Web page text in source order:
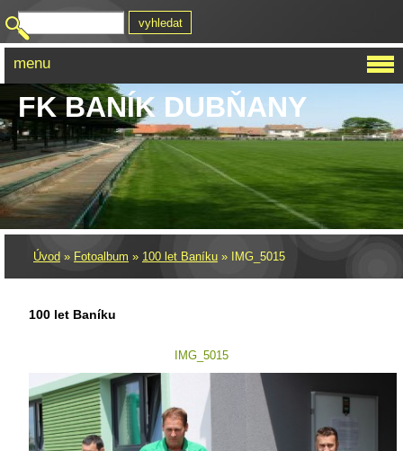
FK BANÍK DUBŇANY
Úvod » Fotoalbum » 100 let Baníku » IMG_5015
100 let Baníku
IMG_5015
menu